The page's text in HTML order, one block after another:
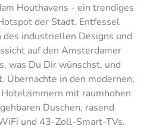
Houthavens - ein trendiges
der Stadt. Entfessel
industriellen Designs und
auf den Amsterdamer
was Du Dir wünschst, und
Übernachte in den modernen,
mit raumhohen
Duschen, rasend
und 43-Zoll-Smart-TVs.